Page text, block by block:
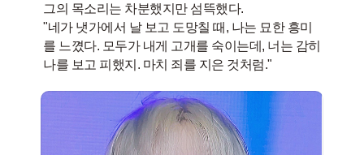
그의 목소리는 차분했지만 섬뜩했다.
"네가 냇가에서 날 보고 도망칠 때, 나는 묘한 흥미
를 느꼈다. 모두가 내게 고개를 숙이는데, 너는 감히